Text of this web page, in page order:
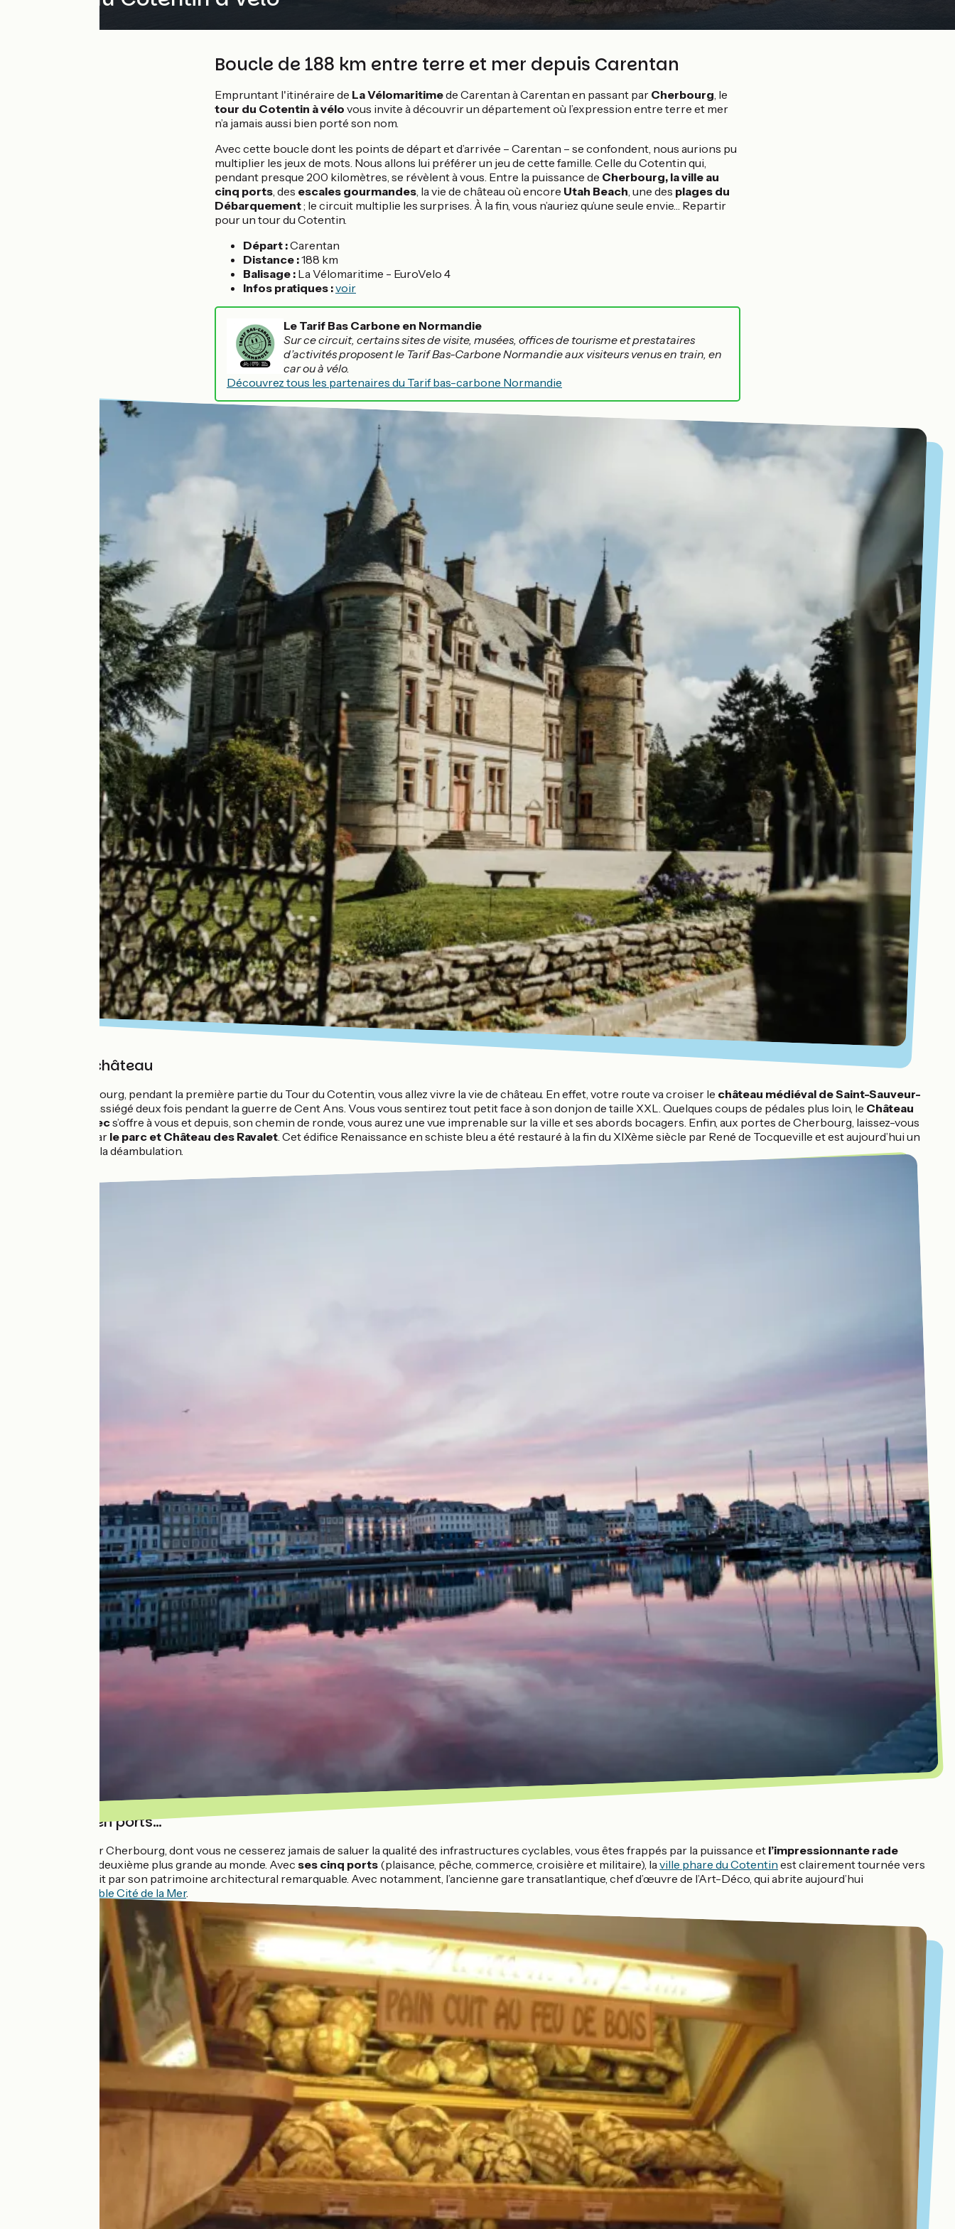
Boucle de 188 km entre terre et mer depuis Carentan
Empruntant l'itinéraire de La Vélomaritimede Carentan à Carentan en passant par Cherbourg, le
tour du Cotentin à vélo vous invite à découvrir un département où l’expression entre terre et mer
n’a jamais aussi bien porté son nom.
Avec cette boucle dont les points de départ et d’arrivée – Carentan – se confondent, nous aurions pu
multiplier les jeux de mots. Nous allons lui préférer un jeu de cette famille. Celle du Cotentin qui,
pendant presque 200 kilomètres, se révèlent à vous. Entre la puissance de Cherbourg, la ville au
cinq ports, des escales gourmandes, la vie de château où encore Utah Beach, une des plages du
Débarquement; le circuit multiplie les surprises. À la fin, vous n’auriez qu’une seule envie… Repartir
pour un tour du Cotentin.
Départ :Carentan
Distance :188 km
Balisage : La Vélomaritime - EuroVelo 4
Infos pratiques :voir
Le Tarif Bas Carbone en Normandie
Sur ce circuit, certains sites de visite, musées, offices de tourisme et prestataires
d’activités proposent le Tarif Bas-Carbone Normandie aux visiteurs venus en train, en
car ou à vélo.
Découvrez tous les partenaires du Tarif bas-carbone Normandie
La vie de château
Jusqu’à Cherbourg, pendant la première partie du Tour du Cotentin, vous allez vivre la vie de château. En effet, votre route va croiser le château médiéval de Saint-Sauveur-
, assiégé deux fois pendant la guerre de Cent Ans. Vous vous sentirez tout petit face à son donjon de taille XXL. Quelques coups de pédales plus loin, le Château
de Bricquebecs’offre à vous et depuis, son chemin de ronde, vous aurez une vue imprenable sur la ville et ses abords bocagers. Enfin, aux portes de Cherbourg, laissez-vous
surprendre par le parc et Château des Ravalet . Cet édifice Renaissance en schiste bleu a été restauré à la fin du XIXème siècle par René de Tocqueville et est aujourd’hui un
lieu propice à la déambulation.
Encore et en ports…
En arrivant sur Cherbourg, dont vous ne cesserez jamais de saluer la qualité des infrastructures cyclables, vous êtes frappés par la puissance et l’impressionnante rade
, la deuxième plus grande au monde. Avec ses cinq ports (plaisance, pêche, commerce, croisière et militaire), la ville phare du Cotentin est clairement tournée vers
la mer et séduit par son patrimoine architectural remarquable. Avec notamment, l’ancienne gare transatlantique, chef d’œuvre de l’Art-Déco, qui abrite aujourd’hui
l’incontournable Cité de la Mer.